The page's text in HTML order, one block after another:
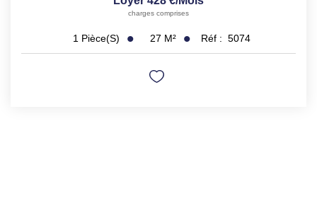
charges comprises
1 Pièce(s) 27 M² Réf : 5074